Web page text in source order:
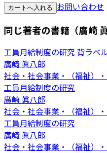
カートへ入れる お問い合わせ
同じ著者の書籍（廣崎 眞
工員月給制度の研究 背ラベ
廣崎 眞八郎
社会・社会事業・（福祉）
工員月給制度の研究
廣崎 眞八郎
社会・社会事業・（福祉）
工員月給制度の研究
廣崎 眞八郎
社会・社会事業・（福祉）